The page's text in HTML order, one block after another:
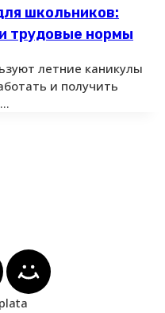
школьников:
трудовые нормы
летние каникулы
и получить